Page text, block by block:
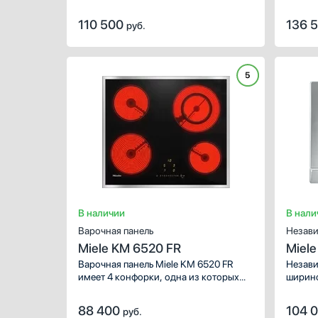
Индивидуальные чугунные
решетки для всех конфорок
Составные чугунные решетки
Встроенная вытяжка
Есть
поддерживать блюда в теплом
приготовления.
110 500 руб. 136
5
В наличии
Варочная панель
Miele KM 6520 FR
Варочная панель Miele KM 6520 FR
имеет 4 конфорки, одна из которых
электроэнергию автоматика
88 400 руб.
В
вдруг
104